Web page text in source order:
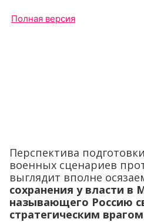
Полная версия
Перспектива
военных сценариев
выглядит вполне
сохранения у власти
называющего Россию
стратегическим